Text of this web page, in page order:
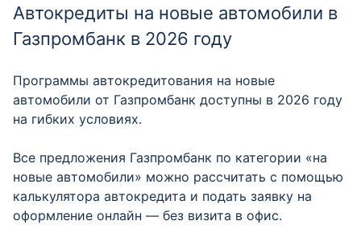
Автокредиты на новые автомобили в
Газпромбанк в 2026 году
Программы автокредитования на новые
автомобили от Газпромбанк доступны в 2026 году
на гибких условиях.
Все предложения Газпромбанк по категории «на
новые автомобили» можно рассчитать с помощью
калькулятора автокредита и подать заявку на
оформление онлайн — без визита в офис.